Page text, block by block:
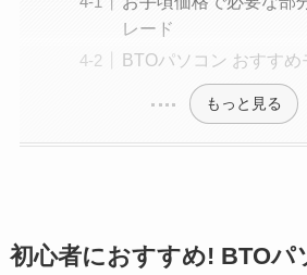
レード
BTOパソコン おすすめ
もっと見る
初心者におすすめ! BTOパ